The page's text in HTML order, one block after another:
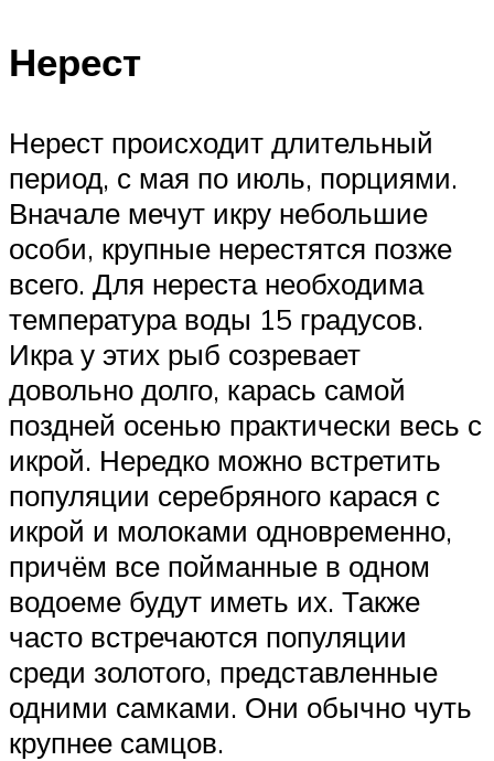
Нерест
Нерест происходит длительный
период, с мая по июль, порциями.
Вначале мечут икру небольшие
особи, крупные нерестятся позже
всего. Для нереста необходима
температура воды 15 градусов.
Икра у этих рыб созревает
довольно долго, карась самой
поздней осенью практически весь с
икрой. Нередко можно встретить
популяции серебряного карася с
икрой и молоками одновременно,
причём все пойманные в одном
водоеме будут иметь их. Также
часто встречаются популяции
среди золотого, представленные
одними самками. Они обычно чуть
крупнее самцов.